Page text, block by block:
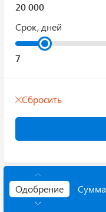
Срок, дней
Сбросить
Одобрение Сумма